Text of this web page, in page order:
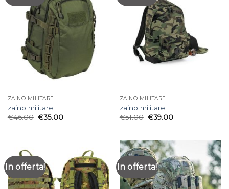
ZAINO MILITARE
zaino militare
€46.00 €35.00
ZAINO MILITARE
zaino militare
€51.00 €39.00
In offerta! In offerta!